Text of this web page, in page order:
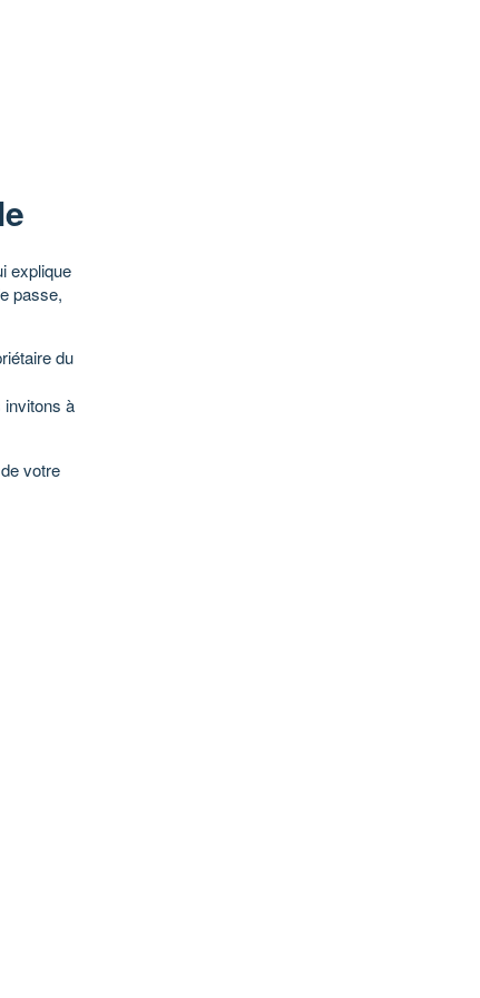
explique
passe,
du
invitons à
votre